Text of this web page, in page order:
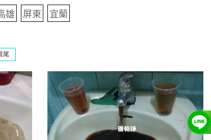
雄 屏東
宜蘭
尾